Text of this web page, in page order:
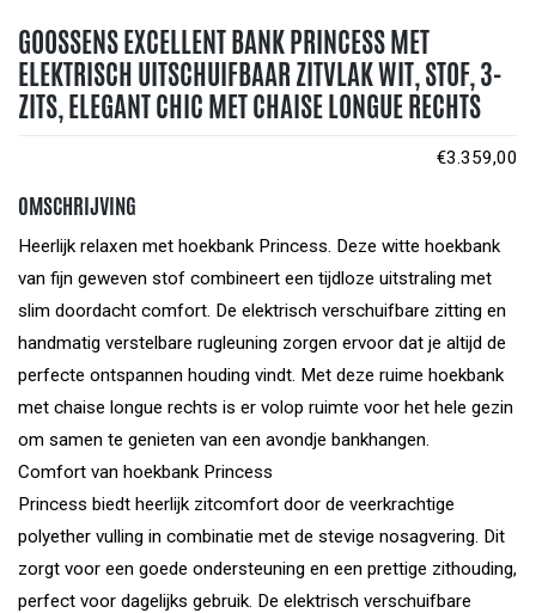
GOOSSENS EXCELLENT BANK PRINCESS MET
ELEKTRISCH UITSCHUIFBAAR ZITVLAK WIT, STOF, 3-
ZITS, ELEGANT CHIC MET CHAISE LONGUE RECHTS
€3.359,00
OMSCHRIJVING
Heerlijk relaxen met hoekbank Princess. Deze witte hoekbank
van fijn geweven stof combineert een tijdloze uitstraling met
slim doordacht comfort. De elektrisch verschuifbare zitting en
handmatig verstelbare rugleuning zorgen ervoor dat je altijd de
perfecte ontspannen houding vindt. Met deze ruime hoekbank
met chaise longue rechts is er volop ruimte voor het hele gezin
om samen te genieten van een avondje bankhangen.
Comfort van hoekbank Princess
Princess biedt heerlijk zitcomfort door de veerkrachtige
polyether vulling in combinatie met de stevige nosagvering. Dit
zorgt voor een goede ondersteuning en een prettige zithouding,
perfect voor dagelijks gebruik. De elektrisch verschuifbare